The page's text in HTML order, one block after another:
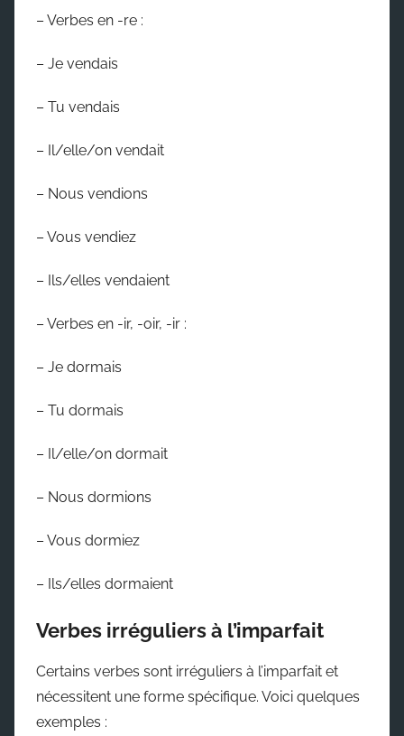
– Verbes en -re :
– Je vendais
– Tu vendais
– Il/elle/on vendait
– Nous vendions
– Vous vendiez
– Ils/elles vendaient
– Verbes en -ir, -oir, -ir :
– Je dormais
– Tu dormais
– Il/elle/on dormait
– Nous dormions
– Vous dormiez
– Ils/elles dormaient
Verbes irréguliers à l’imparfait
Certains verbes sont irréguliers à l’imparfait et
nécessitent une forme spécifique. Voici quelques
exemples :